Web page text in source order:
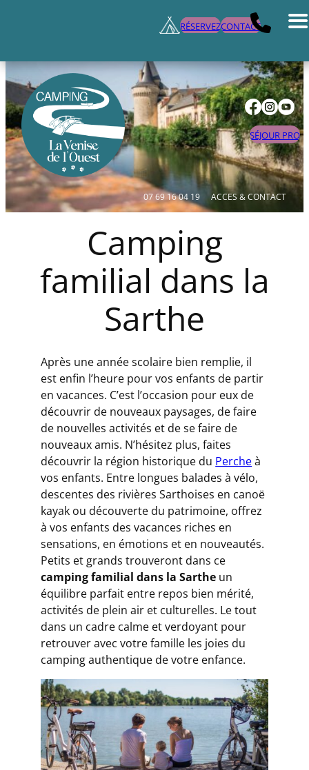
07 69 16 04 19
SÉJOUR PRO
ACCES & CONTACT
RÉSERVEZCONTACT
Camping
familial dans la
Sarthe
Après une année scolaire bien remplie, il
est enfin l’heure pour vos enfants de partir
en vacances. C’est l’occasion pour eux de
découvrir de nouveaux paysages, de faire
de nouvelles activités et de se faire de
nouveaux amis. N’hésitez plus, faites
découvrir la région historique du Percheà
vos enfants. Entre longues balades à vélo,
descentes des rivières Sarthoises en canoë
kayak ou découverte du patrimoine, offrez
à vos enfants des vacances riches en
sensations, en émotions et en nouveautés.
Petits et grands trouveront dans ce
camping familial dans la Sarthe un
équilibre parfait entre repos bien mérité,
activités de plein air et culturelles. Le tout
dans un cadre calme et verdoyant pour
retrouver avec votre famille les joies du
camping authentique de votre enfance.